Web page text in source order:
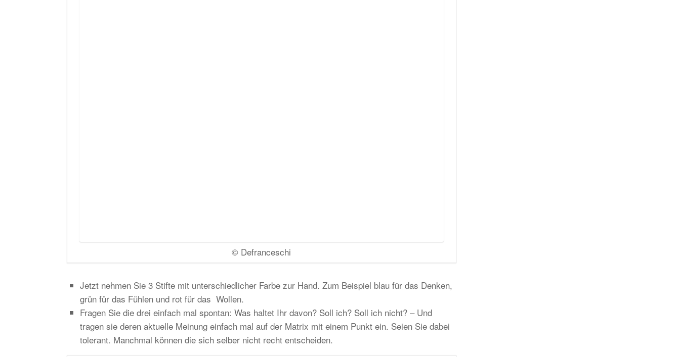
© Defranceschi
Jetzt nehmen Sie 3 Stifte mit unterschiedlicher Farbe zur Hand. Zum Beispiel blau für das Denken,
grün für das Fühlen und rot für das Wollen.
Fragen Sie die drei einfach mal spontan: Was haltet Ihr davon? Soll ich? Soll ich nicht? – Und
tragen sie deren aktuelle Meinung einfach mal auf der Matrix mit einem Punkt ein. Seien Sie dabei
tolerant. Manchmal können die sich selber nicht recht entscheiden.